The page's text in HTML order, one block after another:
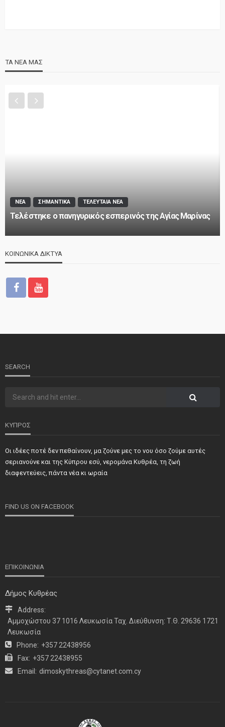
ΤΑ ΝΕΑ ΜΑΣ
ΝΕΑ ΤΕΛΕΥΤΑΙΑ ΝΕΑ
2o Παγκύπριο αντάμωμα μνήμης στην Κοφίνου
ΚΟΙΝΩΝΙΚΑ ΔΙΚΤΥΑ
SEARCH
ΚΥΠΡΟΣ
Οι ιδέες ποτέ δεν πεθαίνουν, μα ζούνε μες το νου όσο ζούμε αυτές
σεριανούνε και της Κύπρου εσύ, νερομάνα Κυθρέα, τη ζωή
διαφεντεύεις, πάντα νέα κι ωραία
FIND US ON FACEBOOK
ΕΠΙΚΟΙΝΩΝΙΑ
Δήμος Κυθρέας
Address:
Αμμοχώστου 37 1016 Λευκωσία Ταχ. Διεύθυνση: Τ.Θ. 29636 1721
Λευκωσία
Phone: +357 22438956
Fax: +357 22438955
Email: dimoskythreas@cytanet.com.cy